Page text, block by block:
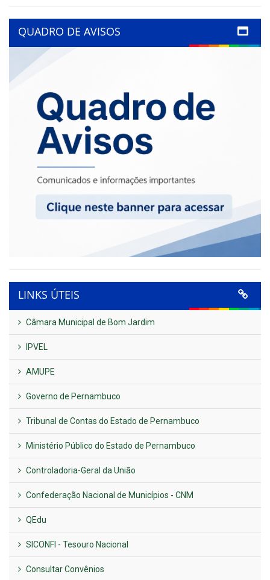
QUADRO DE AVISOS
LINKS ÚTEIS
Câmara Municipal de Bom Jardim
IPVEL
AMUPE
Governo de Pernambuco
Tribunal de Contas do Estado de Pernambuco
Ministério Público do Estado de Pernambuco
Controladoria-Geral da União
Confederação Nacional de Municípios - CNM
QEdu
SICONFI - Tesouro Nacional
Consultar Convênios